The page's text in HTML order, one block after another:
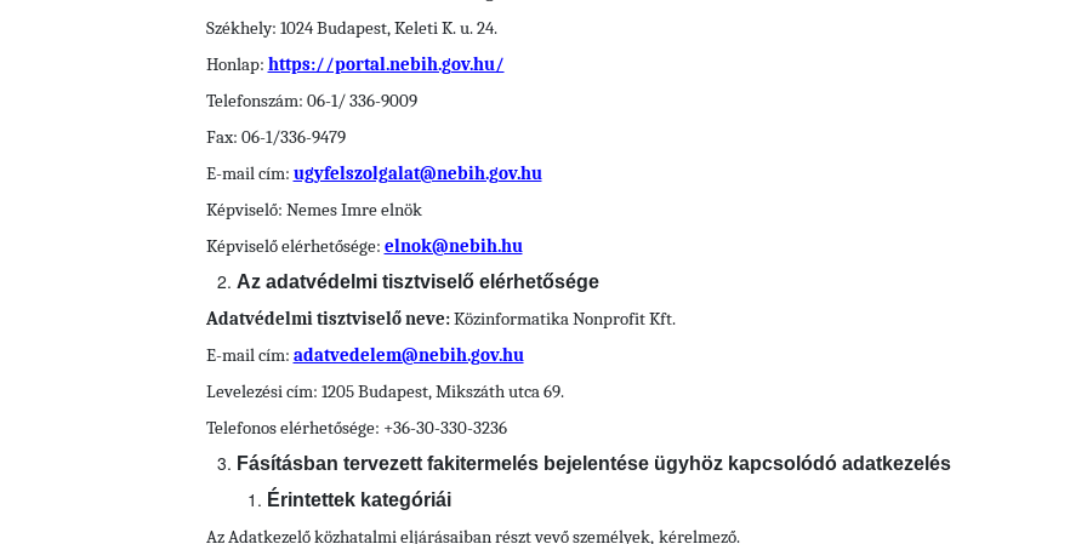
Székhely: 1024 Budapest, Keleti K. u. 24.
Honlap: https://portal.nebih.gov.hu/
Telefonszám: 06-1/ 336-9009
Fax: 06-1/336-9479
E-mail cím: ugyfelszolgalat@nebih.gov.hu
Képviselő: Nemes Imre elnök
Képviselő elérhetősége: elnok@nebih.hu
Az adatvédelmi tisztviselő elérhetősége
Adatvédelmi tisztviselő neve:Közinformatika Nonprofit Kft.
E-mail cím: adatvedelem@nebih.gov.hu
Levelezési cím: 1205 Budapest, Mikszáth utca 69.
Telefonos elérhetősége: +36-30-330-3236
Fásításban tervezett fakitermelés bejelentése ügyhöz kapcsolódó adatkezelés
Érintettek kategóriái
Az Adatkezelő közhatalmi eljárásaiban részt vevő személyek, kérelmező.